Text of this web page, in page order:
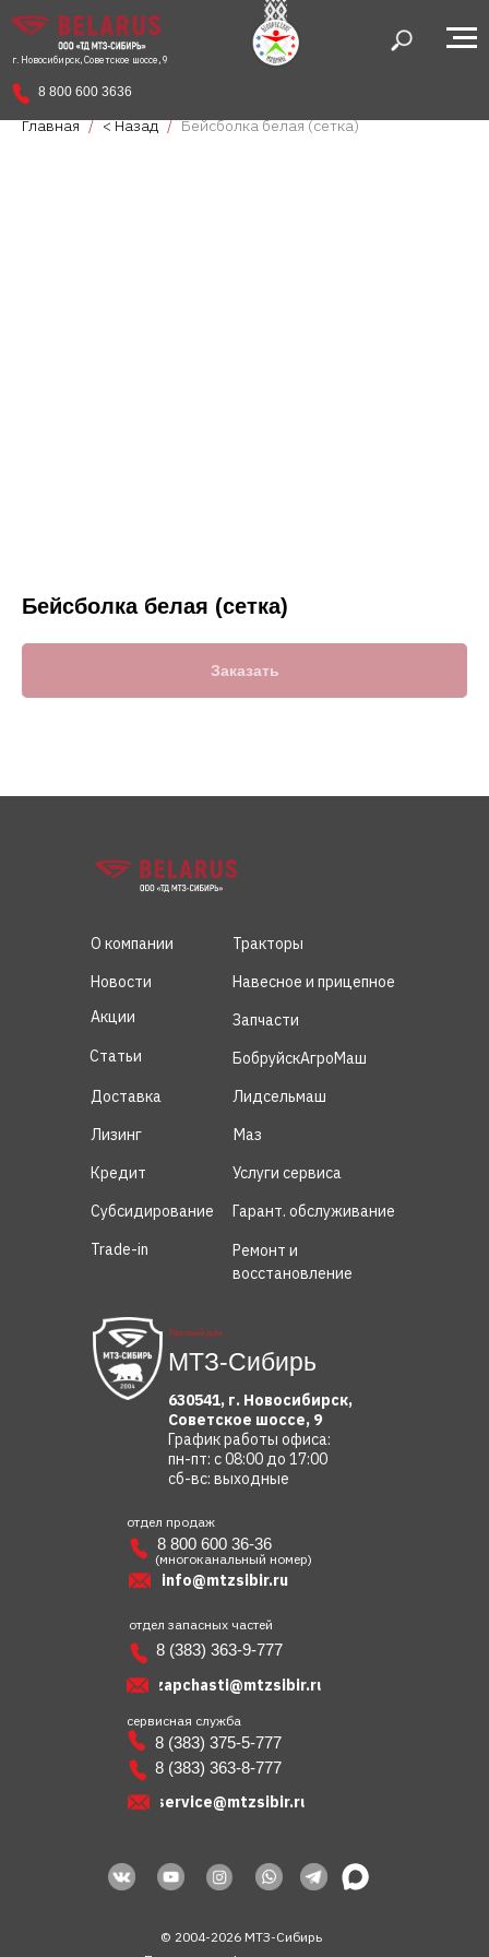
г. Новосибирск, Советское шоссе, 9
8 800 600 3636
Главная < Назад Бейсболка белая (сетка)
Бейсболка белая (сетка)
Заказать
Торговый дом
МТЗ-Сибирь
Акции
Статьи
Новости
Trade-in
Субсидирование
Кредит
Лизинг
Ремонт и
восстановление
Гарант. обслуживание
Услуги сервиса
Доставка
Маз
Лидсельмаш
БобруйскАгроМаш
Запчасти
Навесное и прицепное
Тракторы
О компании
© 2004-2026 МТЗ-Сибирь
630541, г. Новосибирск,
Советское шоссе, 9
График работы офиса:
пн-пт: с 08:00 до 17:00
сб-вс: выходные
service@mtzsibir.ru
zapchasti@mtzsibir.ru
отдел запасных частей
сервисная служба
info@mtzsibir.ru
8 (383) 375-5-777
отдел продаж
(многоканальный номер)
8 800 600 36-36
8 (383) 363-9-777
8 (383) 363-8-777